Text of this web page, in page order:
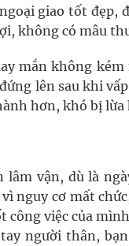
giao tốt đẹp,
không có mâu
mắn không
lên sau khi
hơn, khó bị lừa
lâm vận, dù là
nguy cơ mất
công việc của
người thân,